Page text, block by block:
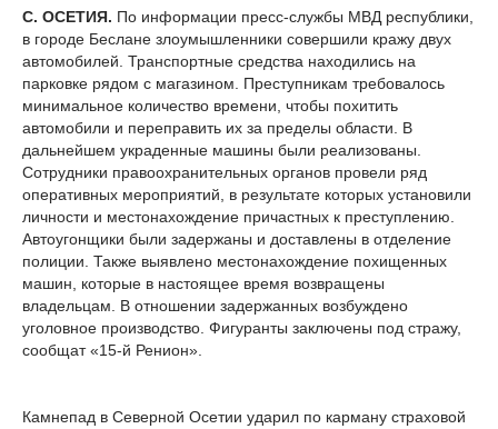
С. ОСЕТИЯ. По информации пресс-службы МВД республики,
в городе Беслане злоумышленники совершили кражу двух
автомобилей. Транспортные средства находились на
парковке рядом с магазином. Преступникам требовалось
минимальное количество времени, чтобы похитить
автомобили и переправить их за пределы области. В
дальнейшем украденные машины были реализованы.
Сотрудники правоохранительных органов провели ряд
оперативных мероприятий, в результате которых установили
личности и местонахождение причастных к преступлению.
Автоугонщики были задержаны и доставлены в отделение
полиции. Также выявлено местонахождение похищенных
машин, которые в настоящее время возвращены
владельцам. В отношении задержанных возбуждено
уголовное производство. Фигуранты заключены под стражу,
сообщат «15-й Ренион».
Камнепад в Северной Осетии ударил по карману страховой